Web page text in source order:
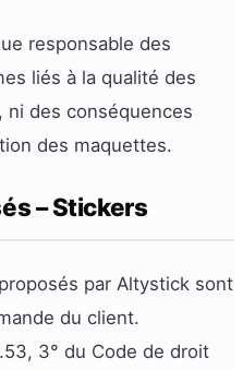
responsable des
liés à la qualité des
des conséquences
des maquettes.
– Stickers
par Altystick sont
du client.
3° du Code de droit